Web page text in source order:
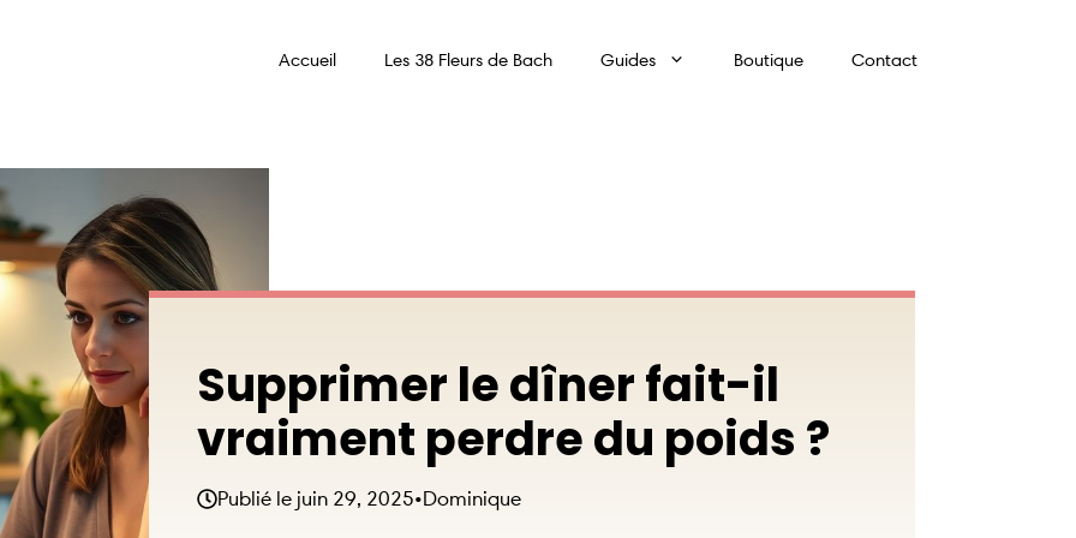
Accueil Les 38 Fleurs de Bach Guides Boutique Contact
Supprimer le dîner fait-il
vraiment perdre du poids ?
Publié le juin 29, 2025•Dominique